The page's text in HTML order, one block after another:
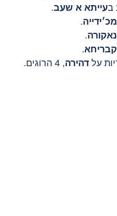
עייתא א שעב.
מכ׳ידייה.
נאקורה.
קבריחא.
דהירה, 4 הרוגים.